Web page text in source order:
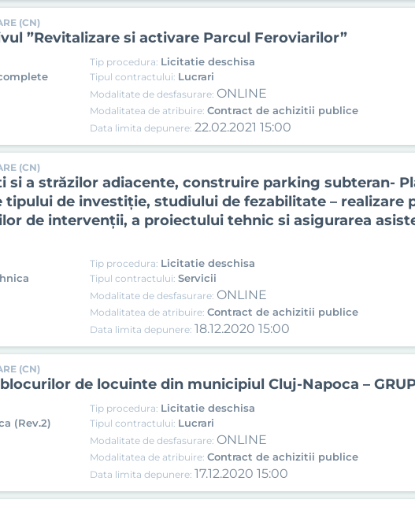
(CN)
”Revitalizare si activare Parcul Feroviarilor”
Tip procedura: Licitatie deschisa
Tipul contractului: Lucrari
Modalitate de desfasurare: ONLINE
Modalitatea de atribuire:Contract de achizitii publice
Data limita depunere:22.02.2021 15:00
(CN)
si a străzilor adiacente, construire parking subteran-
de investiție, studiului de fezabilitate – realizare
de intervenții, a proiectului tehnic si asigurarea
Tip procedura: Licitatie deschisa
Tipul contractului:Servicii
Modalitate de desfasurare: ONLINE
Modalitatea de atribuire:Contract de achizitii publice
Data limita depunere: 18.12.2020 15:00
(CN)
de locuinte din municipiul Cluj-Napoca –
(Rev.2)
Tip procedura: Licitatie deschisa
Tipul contractului: Lucrari
Modalitate de desfasurare: ONLINE
Modalitatea de atribuire:Contract de achizitii publice
Data limita depunere: 17.12.2020 15:00